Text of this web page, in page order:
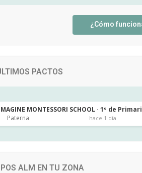
¿Cómo
PACTOS
MONTESSORI SCHOOL · 1º de
Paterna
hace 1 día
ALM EN TU ZONA